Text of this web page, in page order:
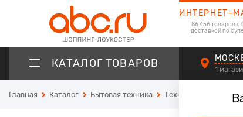
ИНТЕРНЕТ-
86 456 товаров с
доставкой по
КАТАЛОГ ТОВАРОВ 1
Главная Каталог Бытовая техника Техника для красоты